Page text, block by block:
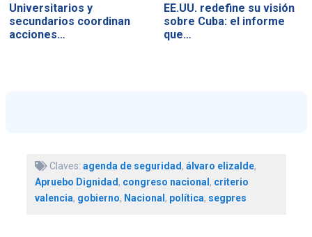
Universitarios y
secundarios coordinan
acciones…
EE.UU. redefine su visión
sobre Cuba: el informe
que…
Claves: agenda de seguridad , álvaro elizalde,
Apruebo Dignidad , congreso nacional , criterio
valencia, gobierno, Nacional , política, segpres